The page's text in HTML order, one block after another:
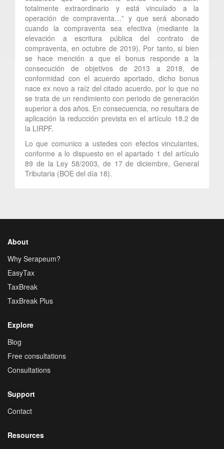
totalmente extraordinario y está vinculado a la
operación de compraventa…” y que será abonado
cuando la compraventa sea efectiva (mediante la
elevación a escritura pública del contrato de
compraventa, en octubre de 2019). Por tanto, si bien
se hace mención a que el bonus responde a la
consecución de objetivos de 2013 a 2018, de
conformidad con el acuerdo aportado, dicho bonus
nace ex novo a raíz del citado acuerdo, por lo que no
se trata de un rendimiento con periodo de generación
superior a dos años. En consecuencia, no resultara de
aplicación la reducción prevista en el artículo 18.2 de
la LIRPF.
Lo que comunico a ustedes con efectos vinculantes,
conforme a lo dispuesto en el apartado 1 del artículo
89 de la Ley 58/2003, de 17 de diciembre, General
Tributaria (BOE del día 18).
About
Why Serapeum?
EasyTax
TaxBreak
TaxBreak Plus
Explore
Blog
Free consultations
Consultations
Support
Contact
Resources